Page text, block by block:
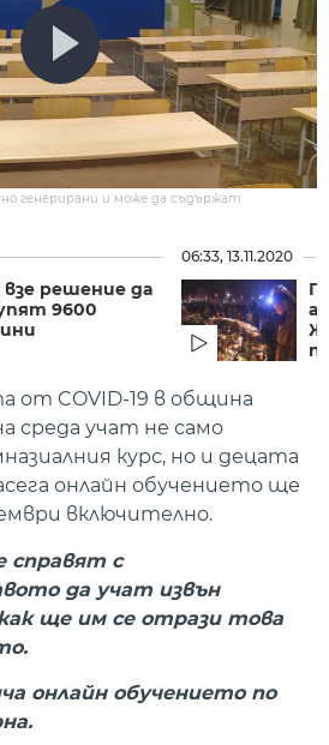
генерирани и може да съдържат
решение да
9600
06:33, 13.11.2020
от COVID-19 в община
среда учат не само
курс, но и децата
онлайн обучението ще
включително.
справят с
да учат извън
ще им се отрази това
онлайн обучението по